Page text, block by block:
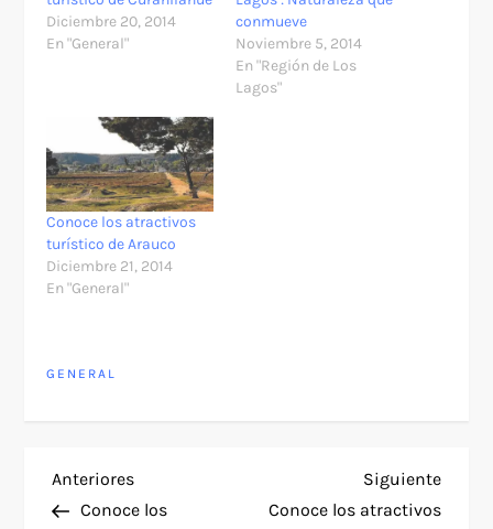
Diciembre 20, 2014
En "General"
conmueve
Noviembre 5, 2014
En "Región de Los
Lagos"
Conoce los atractivos
turístico de Arauco
Diciembre 21, 2014
En "General"
GENERAL
N
Entrada
anterior
Anteriores
Conoce los
Siguiente
Conoce los atractivos